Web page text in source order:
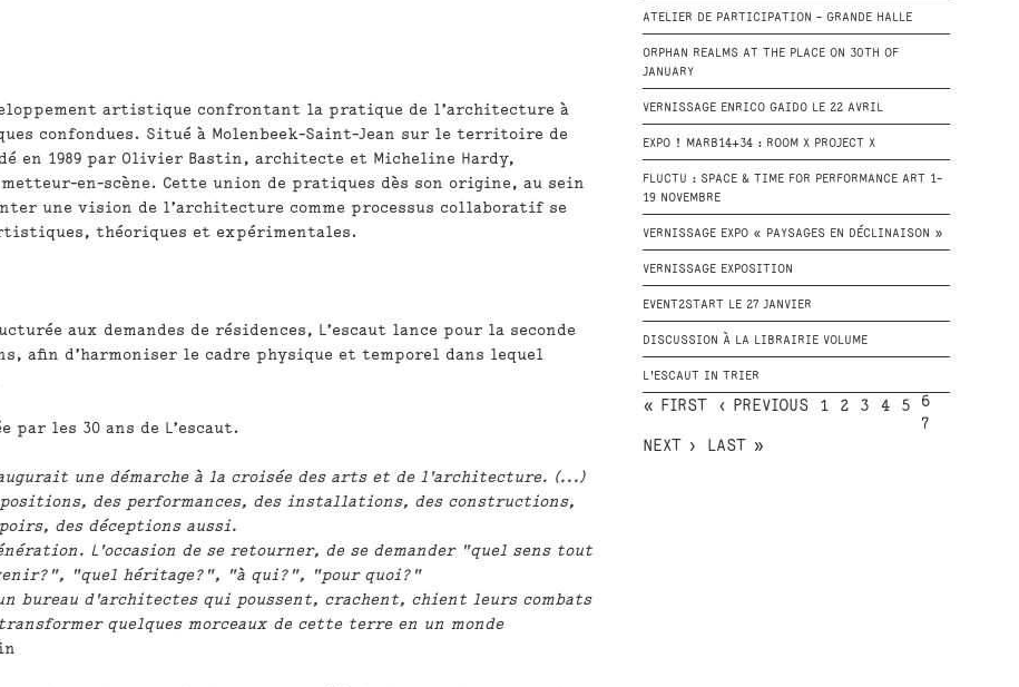
artistique confrontant la pratique de l’architecture à
confondues. Situé à Molenbeek-Saint-Jean sur le territoire de
en 1989 par Olivier Bastin, architecte et Micheline Hardy,
en-scène. Cette union de pratiques dès son origine, au sein
une vision de l’architecture comme processus collaboratif se
théoriques et expérimentales.
aux demandes de résidences, L’escaut lance pour la seconde
afin d’harmoniser le cadre physique et temporel dans lequel
par les 30 ans de L’escaut.
une démarche à la croisée des arts et de l'architecture. (...)
des performances, des installations, des constructions,
des déceptions aussi.
L'occasion de se retourner, de se demander "quel sens tout
"quel héritage?", "à qui?", "pour quoi?"
bureau d'architectes qui poussent, crachent, chient leurs combats
quelques morceaux de cette terre en un monde
ATELIER DE PARTICIPATION - GRANDE HALLE
ORPHAN REALMS AT THE PLACE ON 30TH OF
JANUARY
VERNISSAGE ENRICO GAIDO LE 22 AVRIL
EXPO ! MARB14+34 : ROOM X PROJECT X
FLUCTU : SPACE & TIME FOR PERFORMANCE ART 1-
19 NOVEMBRE
VERNISSAGE EXPO « PAYSAGES EN DÉCLINAISON »
VERNISSAGE EXPOSITION
EVENT2START LE 27 JANVIER
DISCUSSION À LA LIBRAIRIE VOLUME
L'ESCAUT IN TRIER
« FIRST ‹ PREVIOUS 1 2 3 4 5
6
7
NEXT ›
LAST »